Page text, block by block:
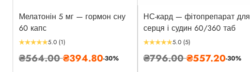
Мелатонін 5 мг — гормон сну
60 капс
5.0 (1)
Звичайна
₴564.00₴394.80-30%
НС-кард — фітопрепарат для
серця і судин 60/360 таб
5.0 (5)
Звичайна
₴796.00₴557.20-30%